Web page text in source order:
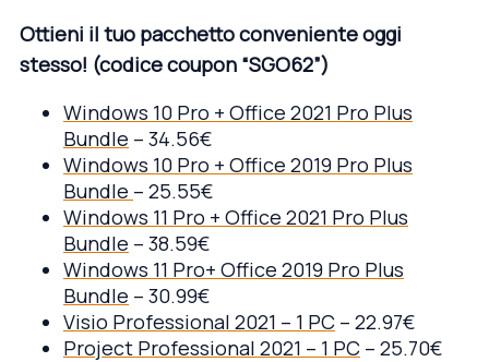
Ottieni il tuo pacchetto conveniente oggi
stesso! (codice coupon “SGO62”)
Windows 10 Pro + Office 2021 Pro Plus
Bundle – 34.56€
Windows 10 Pro + Office 2019 Pro Plus
Bundle – 25.55€
Windows 11 Pro + Office 2021 Pro Plus
Bundle – 38.59€
Windows 11 Pro+ Office 2019 Pro Plus
Bundle – 30.99€
Visio Professional 2021 – 1 PC – 22.97€
Project Professional 2021 – 1 PC – 25.70€